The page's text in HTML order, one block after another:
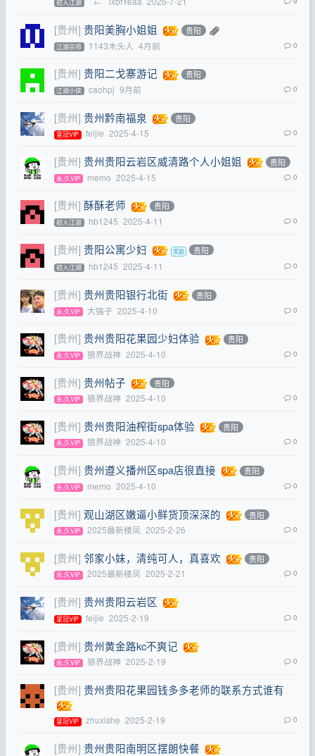
初入江湖
[贵州] 贵阳美胸小姐姐 贵阳
江湖宗师 1143木头人 4月前 0
[贵州] 贵阳二戈寨游记 贵阳
江湖小侠 caohpj 9月前 0
[贵州] 贵州黔南福泉 贵阳
皇冠VIP feijie 2025-4-15 0
[贵州] 贵州贵阳云岩区威清路个人小姐姐 贵阳
永,久VIP memo 2025-4-15 0
[贵州] 酥酥老师 贵阳
初入江湖 hb1245 2025-4-11 0
[贵州] 贵阳公寓少妇 贵阳
初入江湖 hb1245 2025-4-11 0
[贵州] 贵州贵阳银行北街 贵阳
永,久VIP 大强子 2025-4-10 0
[贵州] 贵州贵阳花果园少妇体验 贵阳
永,久VIP 狼界战神 2025-4-10 0
[贵州] 贵州帖子 贵阳
永,久VIP 狼界战神 2025-4-10 0
[贵州] 贵州贵阳油榨街spa体验 贵阳
永,久VIP 狼界战神 2025-4-10 0
[贵州] 贵州遵义播州区spa店很直接 贵阳
永,久VIP memo 2025-4-10 0
[贵州] 观山湖区嫩逼小鲜货顶深深的 贵阳
永,久VIP 2025最新楼凤 2025-2-26 0
[贵州] 邻家小妹，清纯可人，真喜欢 贵阳
永,久VIP 2025最新楼凤 2025-2-21 0
[贵州] 贵州贵阳云岩区
皇冠VIP feijie 2025-2-19 0
[贵州] 贵州黄金路kc不爽记
永,久VIP 狼界战神 2025-2-19 0
[贵州] 贵州贵阳花果园钱多多老师的联系方式谁有
皇冠VIP zhuxishe 2025-2-19 0
[贵州] 贵州贵阳南明区摆朗快餐